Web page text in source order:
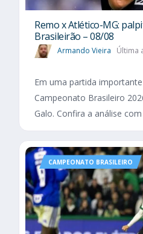
Remo x Atlético-MG:
Brasileirão – 08/08
Armando Vieira Última
Em uma partida
Campeonato Brasileiro
Galo. Confira a análise
CAMPEONATO BRASILEIRO